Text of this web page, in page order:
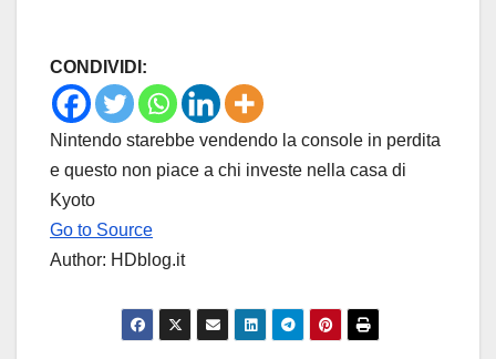
CONDIVIDI:
Nintendo starebbe vendendo la console in perdita
e questo non piace a chi investe nella casa di
Kyoto
Go to Source
Author: HDblog.it